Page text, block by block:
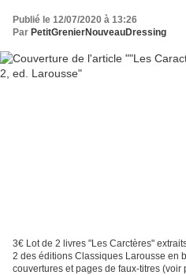
Publié le 12/07/2020 à 13:26
Par PetitGrenierNouveauDressing
3€ Lot de 2 livres "Les Carctères"
2 des éditions Classiques Larousse en
couvertures et pages de faux-titres (voir